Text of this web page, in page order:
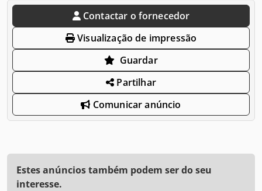
Contactar o fornecedor
Visualização de impressão
Guardar
Partilhar
Comunicar anúncio
Estes anúncios também podem ser do seu
interesse.